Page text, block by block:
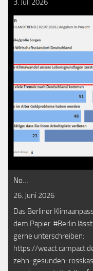
No…
26. Juni 2026
Das Berliner
dem Papier. #Berlin
gerne unterschreiben:
https://
zehn-gesunden-